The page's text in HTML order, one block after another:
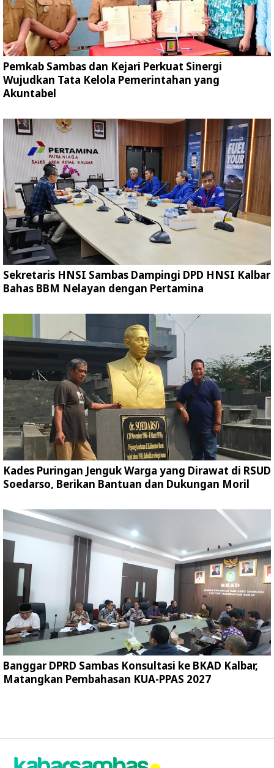
Pemkab Sambas dan Kejari Perkuat Sinergi
Wujudkan Tata Kelola Pemerintahan yang
Akuntabel
Sekretaris HNSI Sambas Dampingi DPD HNSI Kalbar
Bahas BBM Nelayan dengan Pertamina
Kades Puringan Jenguk Warga yang Dirawat di RSUD
Soedarso, Berikan Bantuan dan Dukungan Moril
Banggar DPRD Sambas Konsultasi ke BKAD Kalbar,
Matangkan Pembahasan KUA-PPAS 2027